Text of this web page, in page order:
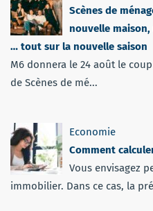
Scènes de
nouvelle
… tout sur la nouvelle saison
M6 donnera le 24 août le
de Scènes de mé...
Economie
Comment
Vous envisagez
immobilier. Dans ce cas, la